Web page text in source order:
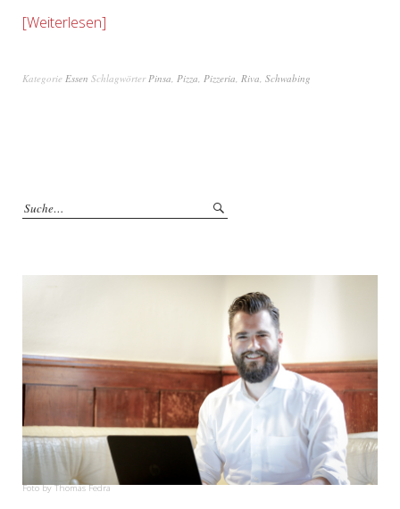
Weiterlesen
Kategorie Essen Schlagwörter Pinsa Pizza Pizzeria Riva Schwabing
Foto by Thomas Fedra